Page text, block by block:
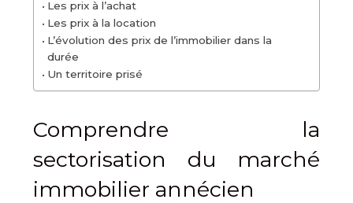
Les prix à l’achat
Les prix à la location
L’évolution des prix de l’immobilier dans la
durée
Un territoire prisé
Comprendre la
sectorisation du marché
immobilier annécien